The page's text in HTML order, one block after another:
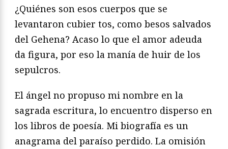
¿Quiénes son esos cuerpos que se
levantaron cubier tos, como besos salvados
del Gehena? Acaso lo que el amor adeuda
da figura, por eso la manía de huir de los
sepulcros.
El ángel no propuso mi nombre en la
sagrada escritura, lo encuentro disperso en
los libros de poesía. Mi biografía es un
anagrama del paraíso perdido. La omisión